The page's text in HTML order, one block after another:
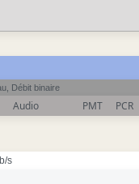
Débit binaire
Audio PMT PCR
s